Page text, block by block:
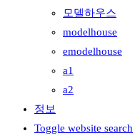
모델하우스
modelhouse
emodelhouse
a1
a2
정보
Toggle website search